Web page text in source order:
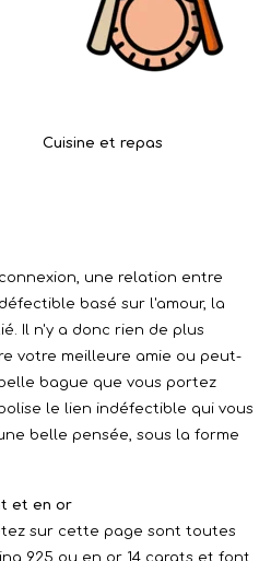
Cuisine et repas
une relation entre
basé sur l'amour, la
Il n'y a donc rien de plus
votre meilleure amie ou peut-
bague que vous portez
le lien indéfectible qui vous
belle pensée, sous la forme
et en or
sur cette page sont toutes
925 ou en or 14 carats et font